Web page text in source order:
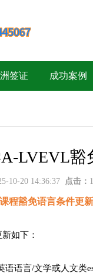
签证 成功案例
LVEVL豁
10-20 14:36:37 点击：
程豁免语言条件更新
如下：
语言/文学或人文类